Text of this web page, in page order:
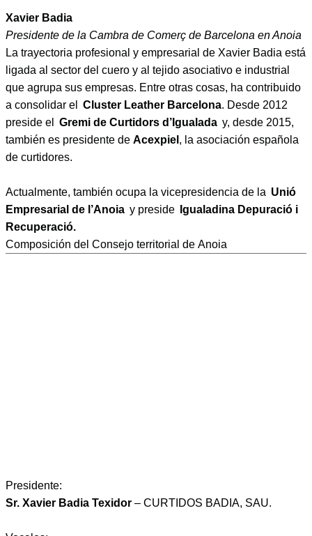
Xavier Badia
Presidente de la Cambra de Comerç de Barcelona en Anoia
La trayectoria profesional y empresarial de Xavier Badia está
ligada al sector del cuero y al tejido asociativo e industrial
que agrupa sus empresas. Entre otras cosas, ha contribuido
a consolidar el Cluster Leather Barcelona. Desde 2012
preside el
Gremi de Curtidors d’Igualada y, desde 2015,
también es presidente de Acexpiel , la asociación española
de curtidores.
Actualmente, también ocupa la vicepresidencia de la Unió
Empresarial de l’Anoia y preside
Igualadina Depuració i
Recuperació.
Composición del Consejo territorial de Anoia
Presidente:
Sr. Xavier Badia Texidor – CURTIDOS BADIA, SAU.